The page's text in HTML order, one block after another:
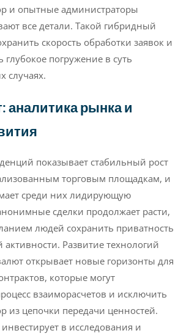
и опытные администраторы
все детали. Такой гибридный
скорость обработки заявок и
глубокое погружение в суть
случаях.
аналитика рынка и
показывает стабильный рост
торговым площадкам, и
среди них лидирующую
сделки продолжает расти,
людей сохранить приватность
Развитие технологий
открывает новые горизонты для
которые могут
взаиморасчетов и исключить
из цепочки передачи ценностей.
в исследования и